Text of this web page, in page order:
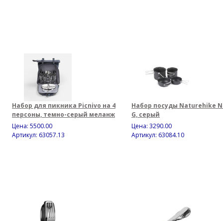
Набор для пикника Picnivo на 4
персоны, темно-серый меланж
Цена: 5500.00
Артикул: 63057.13
Набор посуды Naturehike
G, серый
Цена: 3290.00
Артикул: 63084.10